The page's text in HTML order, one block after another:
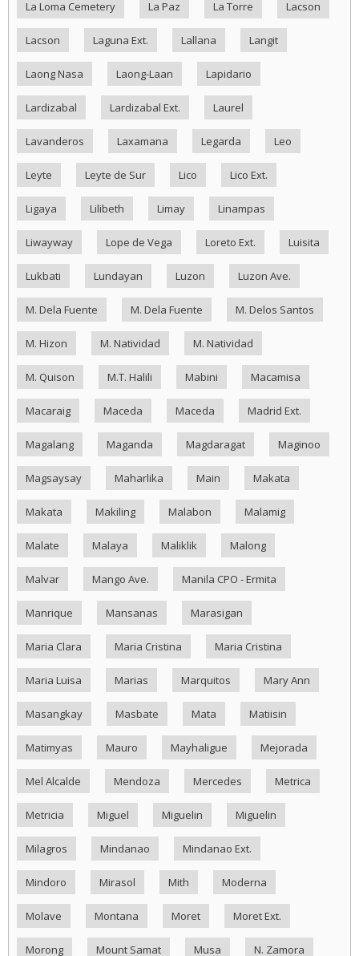
La Loma Cemetery La Paz La Torre Lacson
Lacson Laguna Ext. Lallana Langit
Laong Nasa Laong-Laan Lapidario
Lardizabal Lardizabal Ext. Laurel
Lavanderos Laxamana Legarda Leo
Leyte Leyte de Sur Lico Lico Ext.
Ligaya Lilibeth Limay Linampas
Liwayway Lope de Vega Loreto Ext. Luisita
Lukbati Lundayan Luzon Luzon Ave.
M. Dela Fuente M. Dela Fuente M. Delos Santos
M. Hizon M. Natividad M. Natividad
M. Quison M.T. Halili Mabini Macamisa
Macaraig Maceda Maceda Madrid Ext.
Magalang Maganda Magdaragat Maginoo
Magsaysay Maharlika Main Makata
Makata Makiling Malabon Malamig
Malate Malaya Maliklik Malong
Malvar Mango Ave. Manila CPO - Ermita
Manrique Mansanas Marasigan
Maria Clara Maria Cristina Maria Cristina
Maria Luisa Marias Marquitos Mary Ann
Masangkay Masbate Mata Matiisin
Matimyas Mauro Mayhaligue Mejorada
Mel Alcalde Mendoza Mercedes Metrica
Metricia Miguel Miguelin Miguelin
Milagros Mindanao Mindanao Ext.
Mindoro Mirasol Mith Moderna
Molave Montana Moret Moret Ext.
Morong Mount Samat Musa N. Zamora